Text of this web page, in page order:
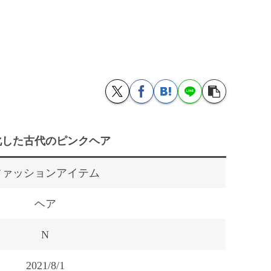
た古代のピンクヘア
ッションアイテム
ヘア
N
2021/8/1